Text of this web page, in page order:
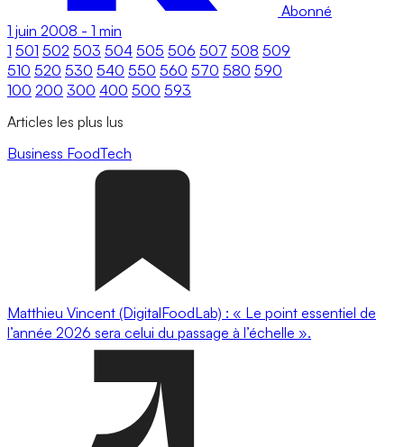
Abonné
1 juin 2008 - 1 min
1 501 502 503 504 505 506 507 508 509
510 520 530 540 550 560 570 580 590
100 200 300 400 500 593
Articles les plus lus
Business FoodTech
Matthieu Vincent (DigitalFoodLab) : « Le point essentiel de
l’année 2026 sera celui du passage à l’échelle ».